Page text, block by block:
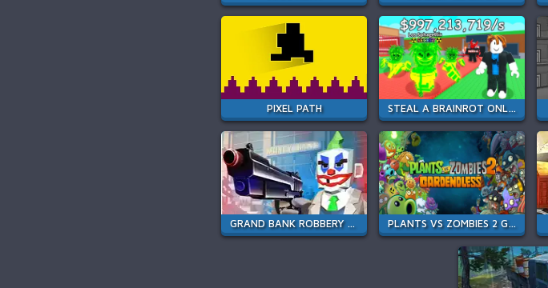
PIXEL PATH STEAL A BRAINROT ONLINE
GRAND BANK ROBBERY DUEL PLANTS VS ZOMBIES 2 GARDENDLESS